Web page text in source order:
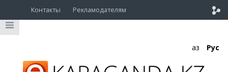
Контакты Рекламодателям
Қаз Рус